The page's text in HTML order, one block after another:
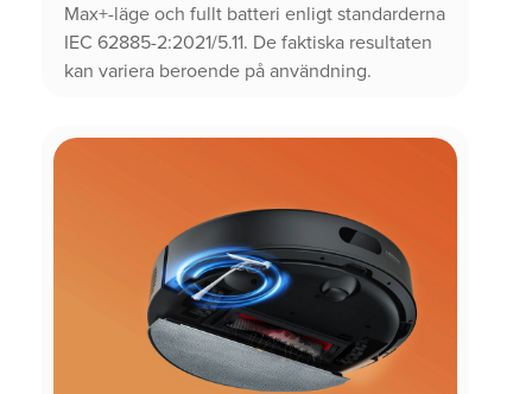
Max+-läge och fullt batteri enligt standarderna
IEC 62885-2:2021/5.11. De faktiska resultaten
kan variera beroende på användning.